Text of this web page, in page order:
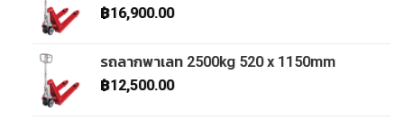
฿16,900.00
รถลากพาเลท 2500kg 520 x 1150mm
฿12,500.00